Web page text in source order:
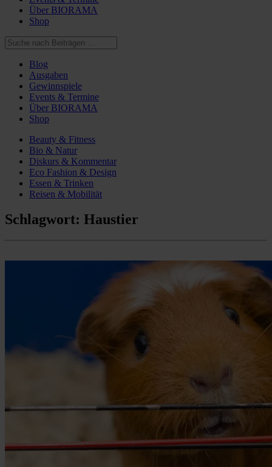
Über BIORAMA
Shop
Blog
Ausgaben
Gewinnspiele
Events & Termine
Über BIORAMA
Shop
Beauty & Fitness
Bio & Natur
Diskurs & Kommentar
Eco Fashion & Design
Essen & Trinken
Reisen & Mobilität
Schlagwort: Haustier